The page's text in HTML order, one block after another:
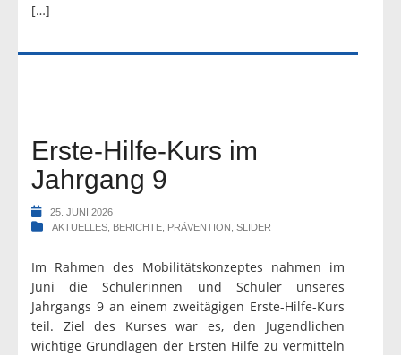
[…]
Erste-Hilfe-Kurs im
Jahrgang 9
25. JUNI 2026
AKTUELLES BERICHTE PRÄVENTION SLIDER
Im Rahmen des Mobilitätskonzeptes nahmen im
Juni die Schülerinnen und Schüler unseres
Jahrgangs 9 an einem zweitägigen Erste-Hilfe-Kurs
teil. Ziel des Kurses war es, den Jugendlichen
wichtige Grundlagen der Ersten Hilfe zu vermitteln